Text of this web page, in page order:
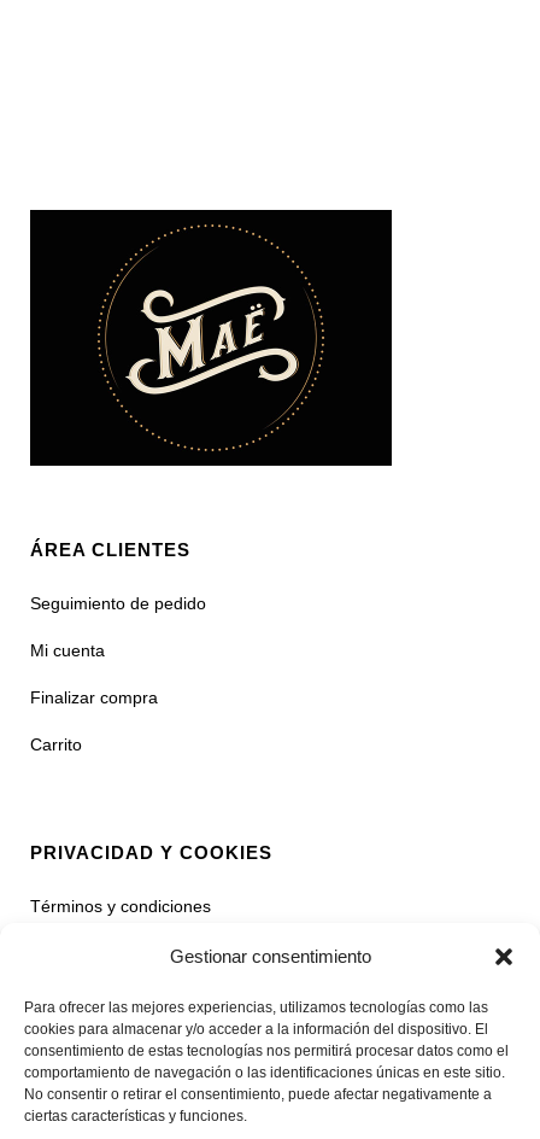
Gestionar consentimiento
Para ofrecer las mejores experiencias, utilizamos tecnologías como las
cookies para almacenar y/o acceder a la información del dispositivo. El
consentimiento de estas tecnologías nos permitirá procesar datos como el
comportamiento de navegación o las identificaciones únicas en este sitio.
No consentir o retirar el consentimiento, puede afectar negativamente a
ciertas características y funciones.
ÁREA CLIENTES
Seguimiento de pedido
Mi cuenta
Finalizar compra
Carrito
PRIVACIDAD Y COOKIES
Términos y condiciones
Política de privacidad
Contacto
CATEGORÍAS